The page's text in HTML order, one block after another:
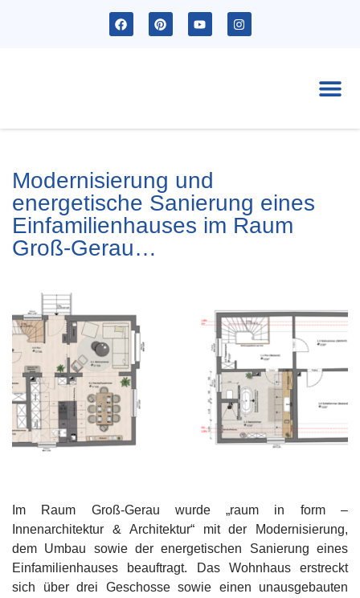
Modernisierung und
energetische Sanierung eines
Einfamilienhauses im Raum
Groß-Gerau…
Im Raum Groß-Gerau wurde „raum in form –
Innenarchitektur & Architektur“ mit der Modernisierung,
dem Umbau sowie der energetischen Sanierung eines
Einfamilienhauses beauftragt. Das Wohnhaus erstreckt
sich über drei Geschosse sowie einen unausgebauten